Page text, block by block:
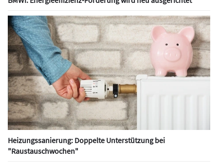
Heizungssanierung: Doppelte Unterstützung bei
"Raustauschwochen"